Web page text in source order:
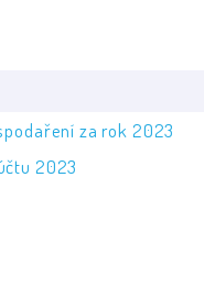
za rok 2023
2023